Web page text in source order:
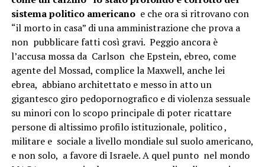
sistema politico americano e che ora si ritrovano con
“il morto in casa” di una amministrazione che prova a
non pubblicare fatti così gravi. Peggio ancora è
l’accusa mossa da Carlson che Epstein, ebreo, come
agente del Mossad, complice la Maxwell, anche lei
ebrea, abbiano architettato e messo in atto un
gigantesco giro pedopornografico e di violenza sessuale
su minori con lo scopo principale di poter ricattare
persone di altissimo profilo istituzionale, politico ,
militare e sociale a livello mondiale sul suolo americano,
e non solo, a favore di Israele. A quel punto nel mondo